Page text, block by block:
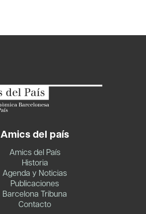
Amics del país
Amics del País
Historia
Agenda y Noticias
Publicaciones
Barcelona Tribuna
Contacto